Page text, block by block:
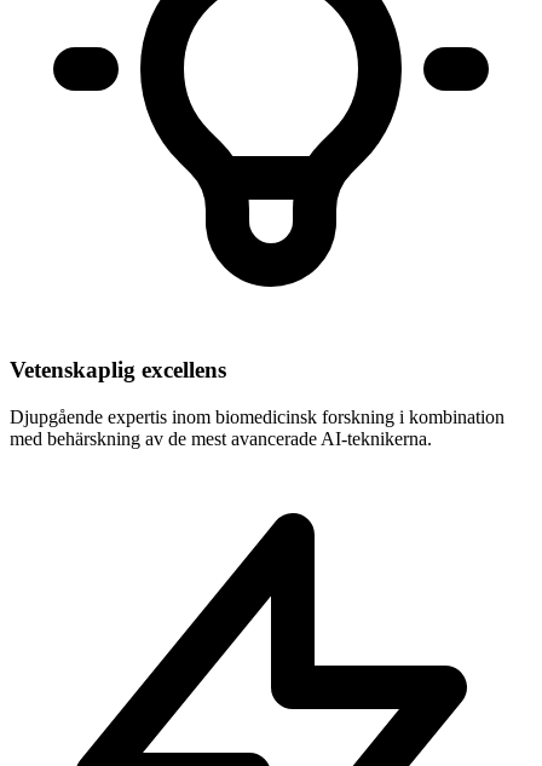
Vetenskaplig excellens
Djupgående expertis inom biomedicinsk forskning i kombination
med behärskning av de mest avancerade AI-teknikerna.